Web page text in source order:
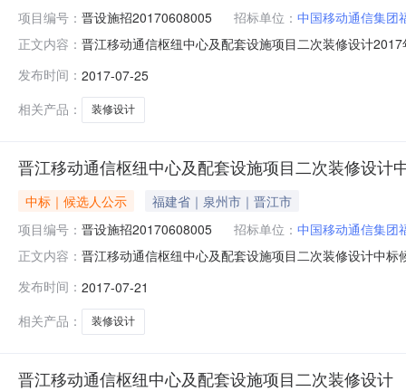
项目编号： 晋设施招20170608005 招标单位： 中国移动通信集团
正文内容： 晋江移动通信枢纽中心及配套设施项目二次装修设计
于2017年7月21日发布中标候选人公示，公示期已满，
15058平
发布时间： 2017-07-25
相关产品：
装修设计
晋江移动通信枢纽中心及配套设施项目二次装修设计
中标｜候选人公示
福建省｜泉州市｜晋江市
项目编号： 晋设施招20170608005 招标单位： 中国移动通信集团
正文内容： 晋江移动通信枢纽中心及配套设施项目二次装修设计中
人公示中标单位：详见中标候选人公示中标候选人公示
程招标投
发布时间： 2017-07-21
相关产品：
装修设计
晋江移动通信枢纽中心及配套设施项目二次装修设计